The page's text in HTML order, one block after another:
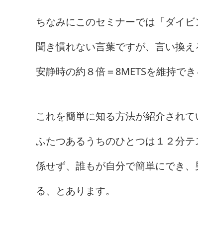
ちなみにこのセミナーでは「ダイ
聞き慣れない言葉ですが、言い換
安静時の約８倍＝8METSを維持で
これを簡単に知る方法が紹介されて
ふたつあるうちのひとつは１２分
係せず、誰もが自分で簡単にでき
る、とあります。